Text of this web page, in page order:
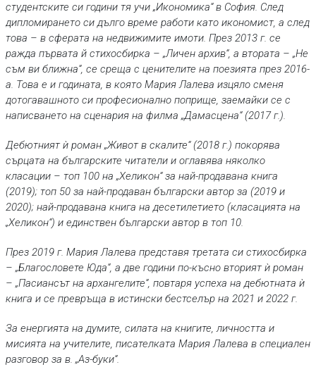
студентските си години тя учи „Икономика“ в София. След
дипломирането си дълго време работи като икономист, а след
това – в сферата на недвижимите имоти. През 2013 г. се
ражда първата й стихосбирка – „Личен архив“, а втората – „Не
съм ви ближна“, се среща с ценителите на поезията през 2016-
а. Това е и годината, в която Мария Лалева изцяло сменя
дотогавашното си професионално поприще, заемайки се с
написването на сценария на филма „Дамасцена“ (2017 г.).
Дебютният ѝ роман „Живот в скалите“ (2018 г.) покорява
сърцата на българските читатели и оглавява няколко
класации – топ 100 на „Хеликон“ за най-продавана книга
(2019); топ 50 за най-продаван български автор за (2019 и
2020); най-продавана книга на десетилетието (класацията на
„Хеликон“) и единствен български автор в топ 10.
През 2019 г. Мария Лалева представя третата си стихосбирка
– „Благословете Юда“, а две години по-късно вторият ѝ роман
– „Пасиансът на архангелите“, повтаря успеха на дебютната ѝ
книга и се превръща в истински бестселър на 2021 и 2022 г.
За енергията на думите, силата на книгите, личността и
мисията на учителите, писателката Мария Лалева в специален
разговор за в. „Аз-буки“.